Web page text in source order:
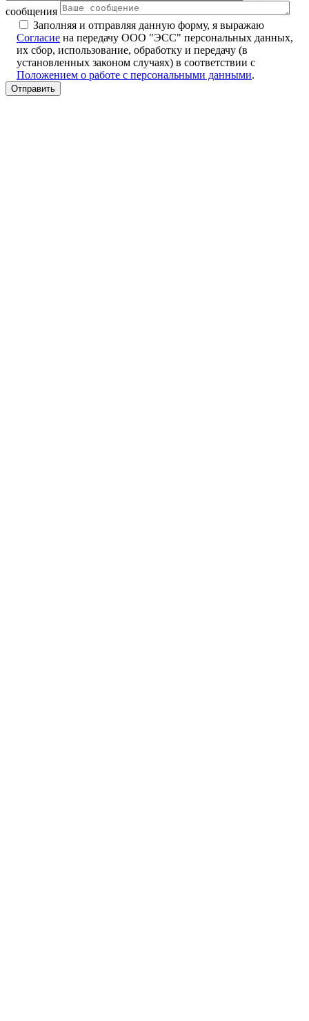
сообщения
Заполняя и отправляя данную форму, я выражаю
Согласие на передачу ООО "ЭСС" персональных данных,
их сбор, использование, обработку и передачу (в
установленных законом случаях) в соответствии с
Положением о работе с персональными данными.